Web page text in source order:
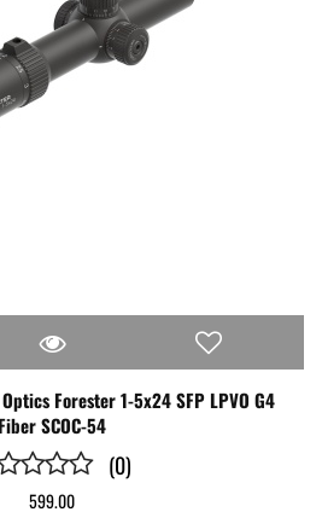
Forester 1-5x24 SFP LPVO G4
Fiber SCOC-54
(0)
599.00